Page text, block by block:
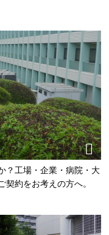
？工場・企業・病院・大
約をお考えの方へ。